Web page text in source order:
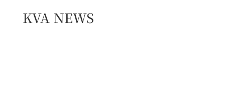
KVA NEWS